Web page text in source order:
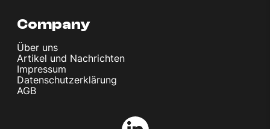
Company
Über uns
Artikel und Nachrichten
Impressum
Datenschutzerklärung
AGB